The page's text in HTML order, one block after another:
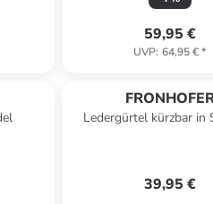
59,95 €
UVP: 64,95 €*
Ledergürtel kürzbar in
39,95 €